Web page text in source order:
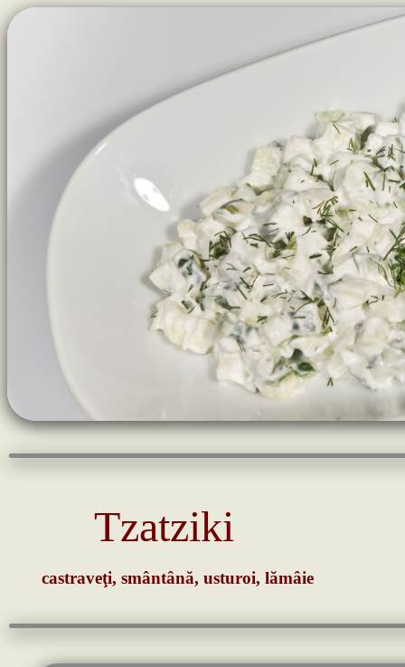
Tzatziki
castraveţi, smântână, usturoi, lămâie